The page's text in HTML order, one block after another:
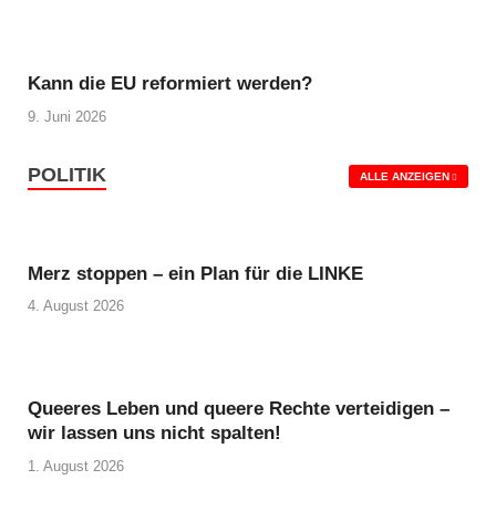
Kann die EU reformiert werden?
9. Juni 2026
POLITIK ALLE ANZEIGEN
Merz stoppen – ein Plan für die LINKE
4. August 2026
Queeres Leben und queere Rechte verteidigen –
wir lassen uns nicht spalten!
1. August 2026